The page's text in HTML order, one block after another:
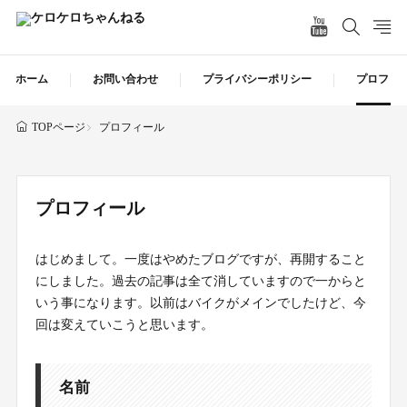
ホーム お問い合わせ プライバシーポリシー プロフィ
TOPページ プロフィール
プロフィール
はじめまして。一度はやめたブログですが、再開すること
にしました。過去の記事は全て消していますので一からと
いう事になります。以前はバイクがメインでしたけど、今
回は変えていこうと思います。
名前